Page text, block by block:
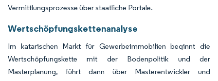
Vermittlungsprozesse über staatliche Portale.
Wertschöpfungskettenanalyse
Im katarischen Markt für Gewerbeimmobilien beginnt die
Wertschöpfungskette mit der Bodenpolitik und der
Masterplanung, führt dann über Masterentwickler und